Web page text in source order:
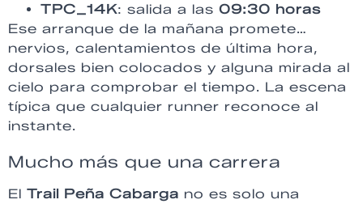
TPC_14K: salida a las 09:30 horas
Ese arranque de la mañana promete…
nervios, calentamientos de última hora,
dorsales bien colocados y alguna mirada al
cielo para comprobar el tiempo. La escena
típica que cualquier runner reconoce al
instante.
Mucho más que una carrera
El Trail Peña Cabarga no es solo una